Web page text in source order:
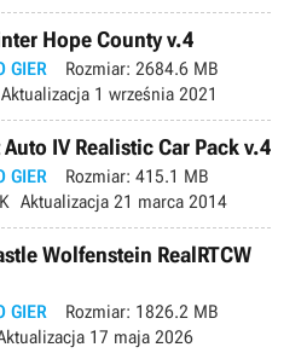
Hope County v.4
GIER Rozmiar: 2684.6 MB
Aktualizacja 1 września 2021
IV Realistic Car Pack v.4
GIER Rozmiar: 415.1 MB
Aktualizacja 21 marca 2014
Wolfenstein RealRTCW
GIER Rozmiar: 1826.2 MB
17 maja 2026